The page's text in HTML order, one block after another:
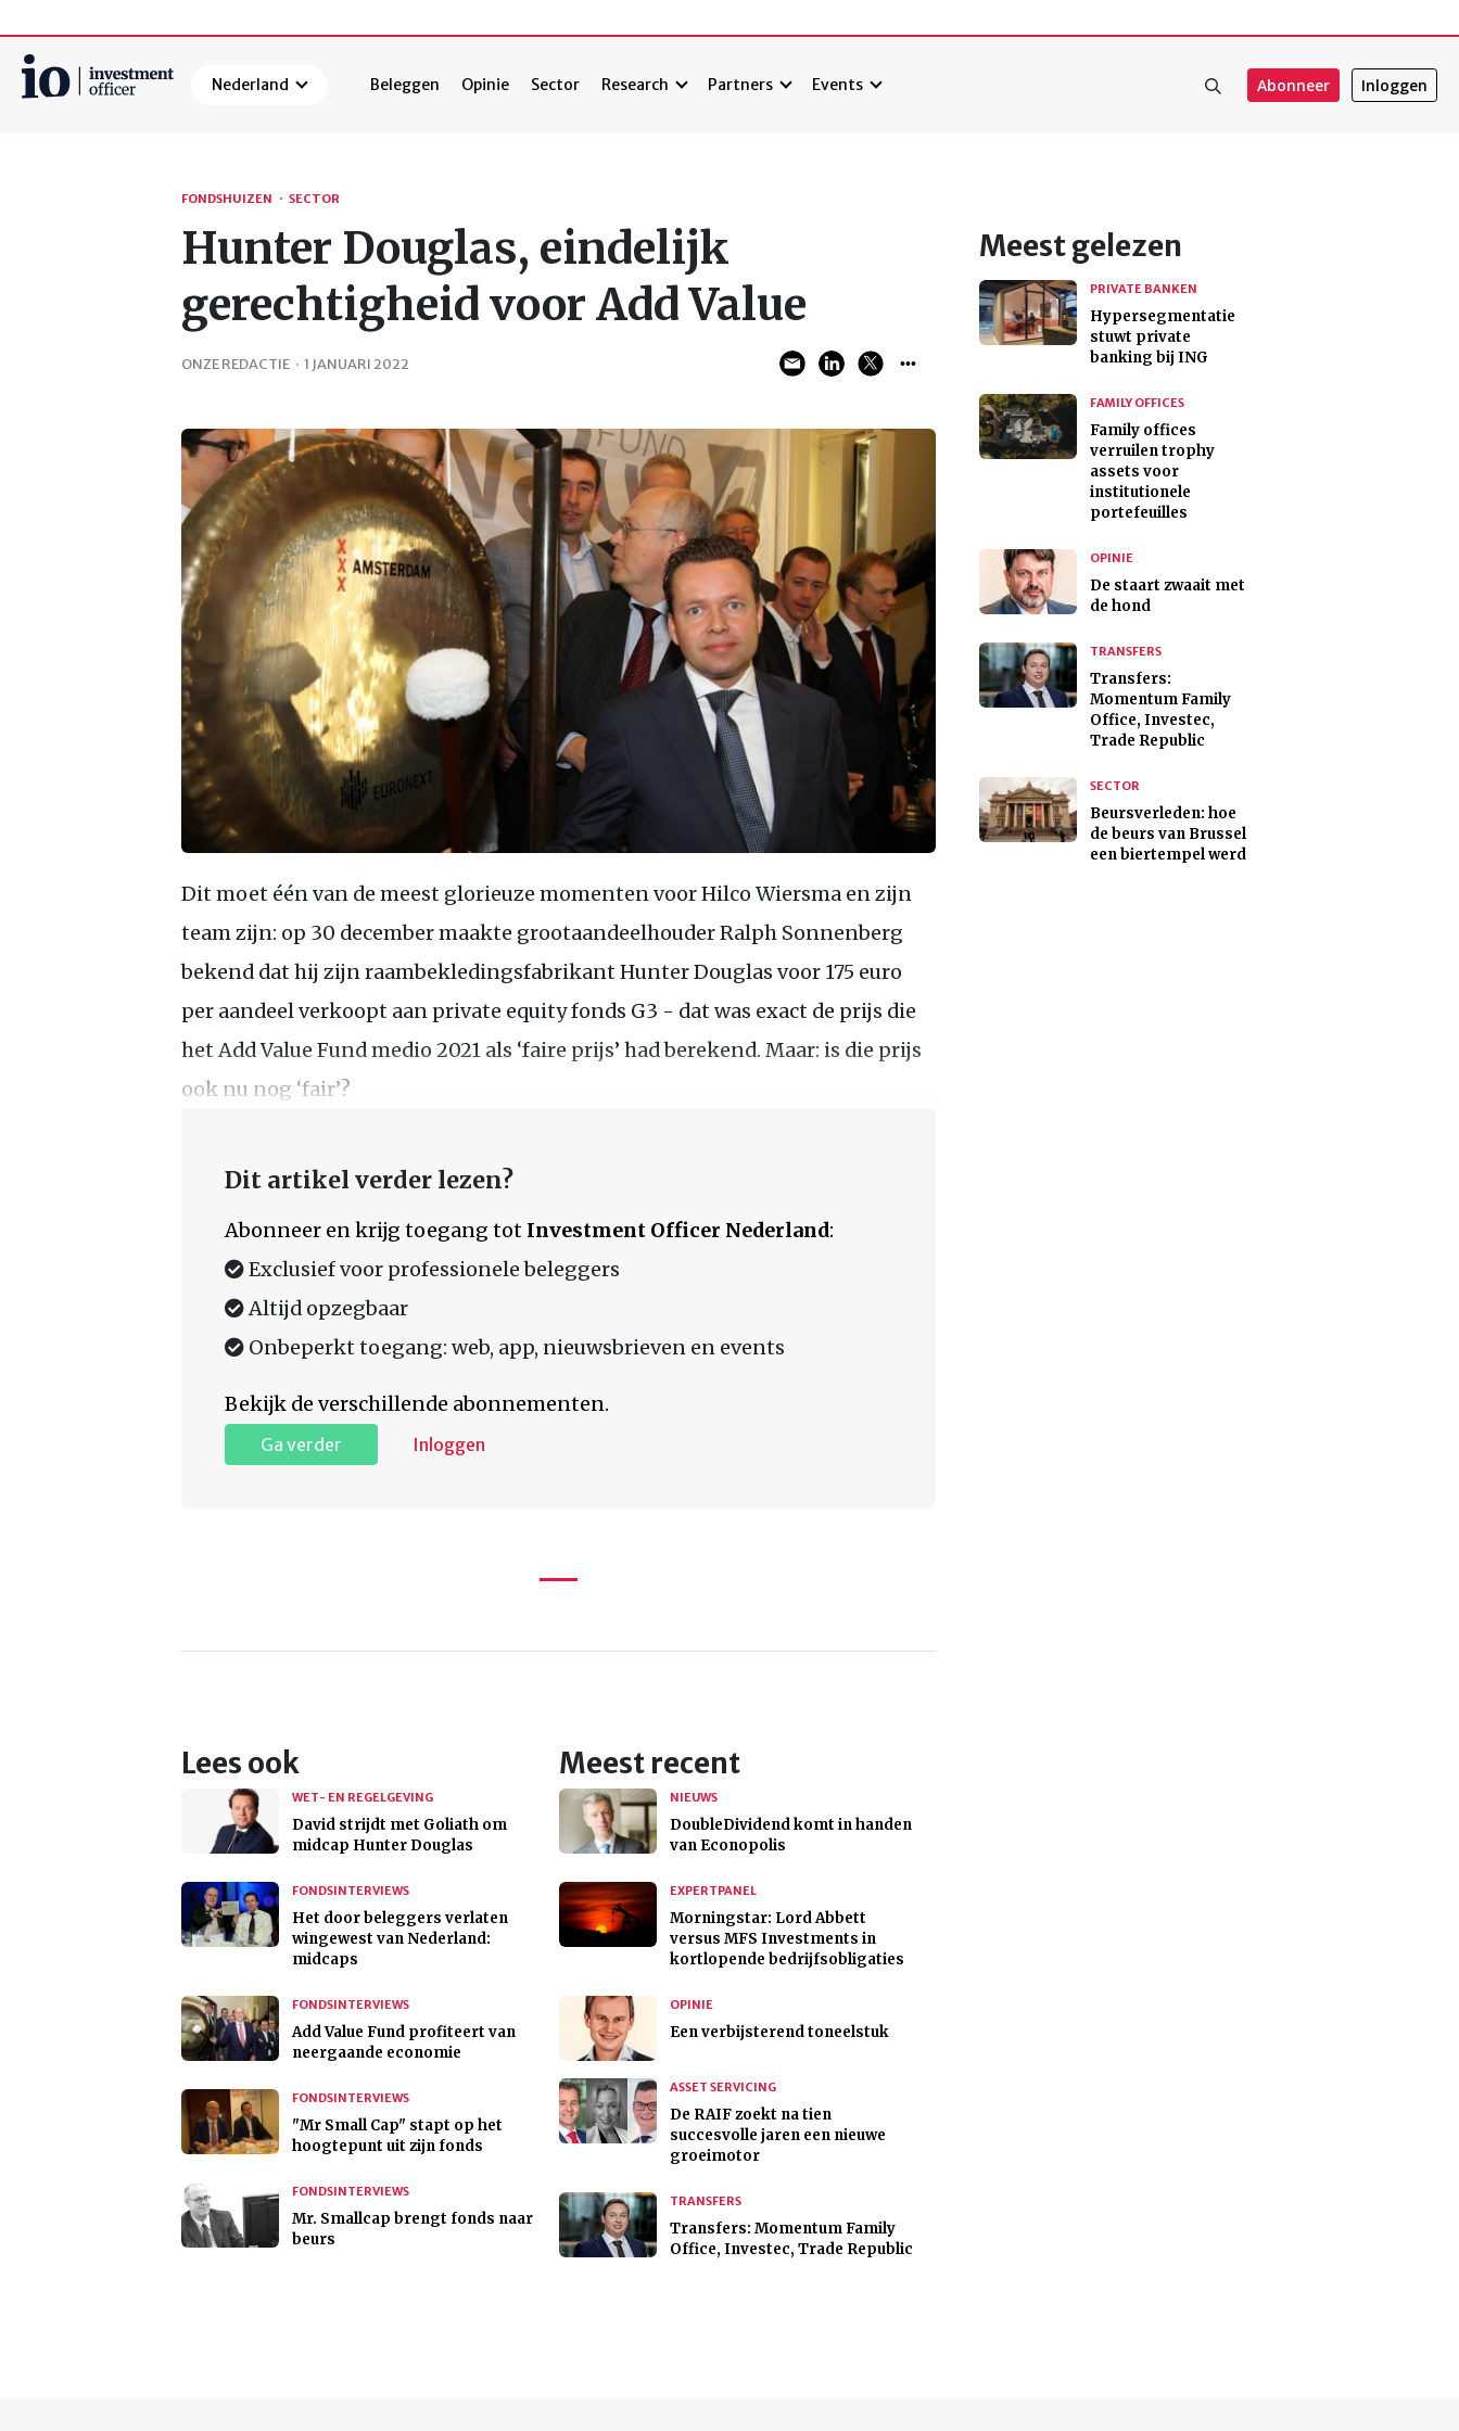
Nederland Beleggen Opinie Sector Research Partners Events Abonneer Inloggen
FONDSHUIZEN · SECTOR
Hunter Douglas, eindelijk
gerechtigheid voor Add Value
ONZE REDACTIE · 1 JANUARI 2022
Dit moet één van de meest glorieuze momenten voor Hilco Wiersma en zijn
team zijn: op 30 december maakte grootaandeelhouder Ralph Sonnenberg
bekend dat hij zijn raambekledingsfabrikant Hunter Douglas voor 175 euro
per aandeel verkoopt aan private equity fonds G3 - dat was exact de prijs die
het Add Value Fund medio 2021 als ‘faire prijs’ had berekend. Maar: is die prijs
ook nu nog ‘fair’?
Dit artikel verder lezen?
Abonneer en krijg toegang tot Investment Officer Nederland:
Exclusief voor professionele beleggers
Altijd opzegbaar
Onbeperkt toegang: web, app, nieuwsbrieven en events
Bekijk de verschillende abonnementen.
Ga verder Inloggen
Lees ook
WET- EN REGELGEVING
David strijdt met Goliath om
midcap Hunter Douglas
FONDSINTERVIEWS
Het door beleggers verlaten
wingewest van Nederland:
midcaps
FONDSINTERVIEWS
Add Value Fund profiteert van
neergaande economie
FONDSINTERVIEWS
"Mr Small Cap" stapt op het
hoogtepunt uit zijn fonds
FONDSINTERVIEWS
Mr. Smallcap brengt fonds naar
beurs
Meest recent
NIEUWS
DoubleDividend komt in handen
van Econopolis
EXPERTPANEL
Morningstar: Lord Abbett
versus MFS Investments in
kortlopende bedrijfsobligaties
OPINIE
Een verbijsterend toneelstuk
ASSET SERVICING
De RAIF zoekt na tien
succesvolle jaren een nieuwe
groeimotor
TRANSFERS
Transfers: Momentum Family
Office, Investec, Trade Republic
Meest gelezen
PRIVATE BANKEN
Hypersegmentatie
stuwt private
banking bij ING
FAMILY OFFICES
Family offices
verruilen trophy
assets voor
institutionele
portefeuilles
OPINIE
De staart zwaait met
de hond
TRANSFERS
Transfers:
Momentum Family
Office, Investec,
Trade Republic
SECTOR
Beursverleden: hoe
de beurs van Brussel
een biertempel werd